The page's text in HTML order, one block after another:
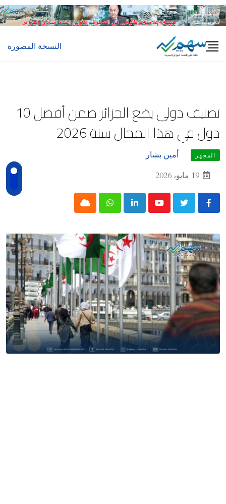
Skip
to
النسخة المصورة
تصنيف دولي يضع الجزائر ضمن أفضل 10
دول في هذا المجال سنة 2026
المجهر
أمين بشار
19 مايو، 2026
Youtube
LinkedIn
Whatsapp
Cloud